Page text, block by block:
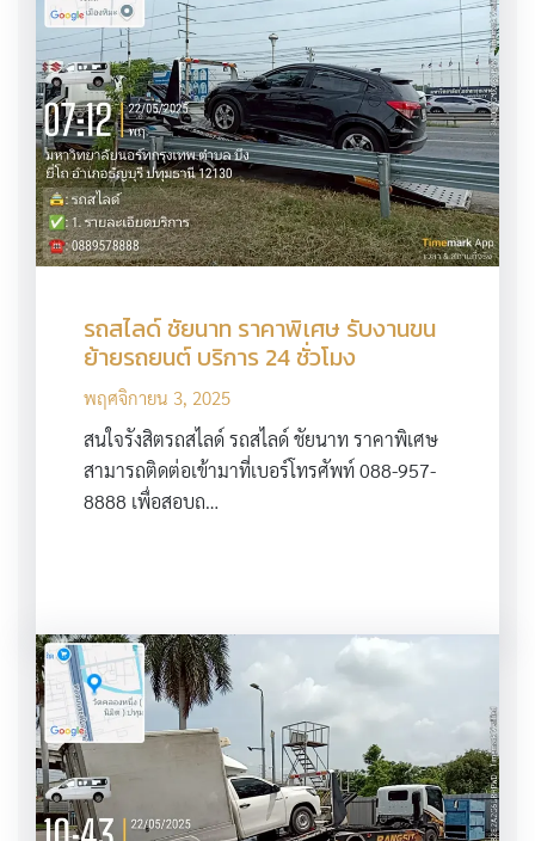
รถสไลด์ ชัยนาท ราคาพิเศษ รับงานขน
ย้ายรถยนต์ บริการ 24 ชั่วโมง
พฤศจิกายน 3, 2025
สนใจรังสิตรถสไลด์ รถสไลด์ ชัยนาท ราคาพิเศษ
สามารถติดต่อเข้ามาที่เบอร์โทรศัพท์ 088-957-
8888 เพื่อสอบถ…